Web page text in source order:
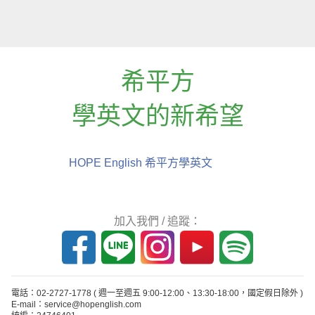
希平方
學英文的新希望
HOPE English 希平方學英文
加入我們 / 追蹤：
電話：02-2727-1778 ( 週一至週五 9:00-12:00、13:30-18:00，國定假日除外 )
E-mail：service@hopenglish.com